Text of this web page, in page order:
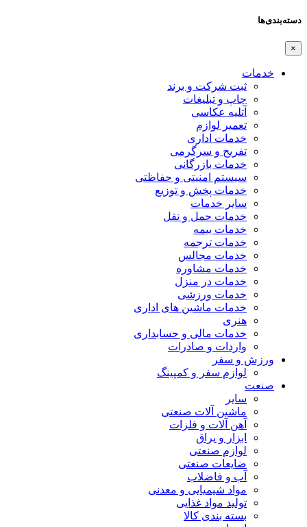
دسته‌بندی‌ها
×
خدمات
ثبت شرکت و برند
چاپ و تبلیغات
آتلیه عکاسی
تعمیر لوازم
خدمات اداری
تفریح و سرگرمی
خدمات بازرگانی
سیستم امنیتی و حفاظتی
خدمات پخش و توزیع
سایر خدمات
خدمات حمل و نقل
خدمات بیمه
خدمات ترجمه
خدمات مجالس
خدمات مشاوره
خدمات در منزل
خدمات ورزشی
خدمات ماشین های اداری
هنری
خدمات مالی و حسابداری
واردات و صادرات
ورزش و سفر
لوازم سفر و کمپینگ
صنعت
سایر
ماشین آلات صنعتی
آهن آلات و فلزات
ابزار و یراق
لوازم صنعتی
ضایعات صنعتی
آب و فاضلاب
مواد شیمیایی و معدنی
تولید مواد غذایی
بسته بندی کالا